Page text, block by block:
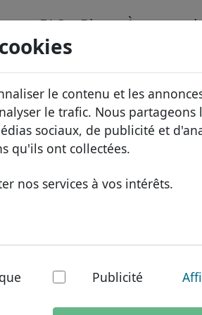
le contenu et les
le trafic. Nous partageons
sociaux, de publicité et
qu'ils ont collectées.
nos services à vos intérêts.
Publicité
Domaines asiatiques
Domaines européens
Domaines nord-
Domaines australiens
DNS
à deux facteurs
FAQ Blog À propos
Pourquoi
Contact
.com.bnest le domaine de